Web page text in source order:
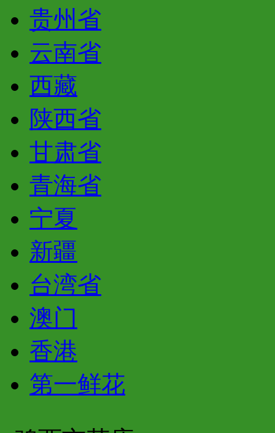
贵州省
云南省
西藏
陕西省
甘肃省
青海省
宁夏
新疆
台湾省
澳门
香港
第一鲜花